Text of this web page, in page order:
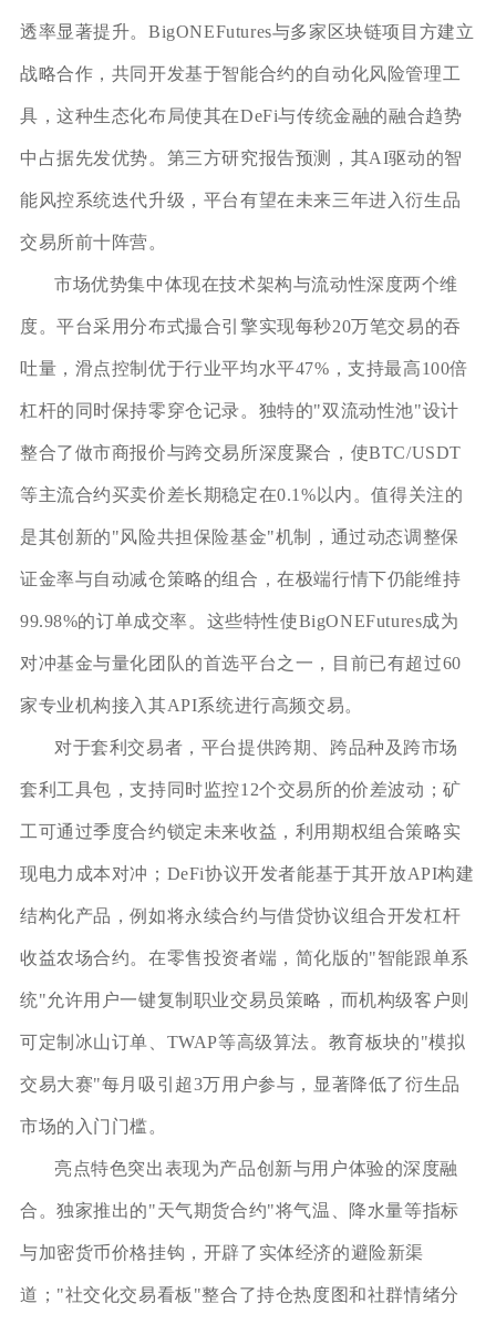
透率显著提升。BigONEFutures与多家区块链项目方建立
战略合作，共同开发基于智能合约的自动化风险管理工
具，这种生态化布局使其在DeFi与传统金融的融合趋势
中占据先发优势。第三方研究报告预测，其AI驱动的智
能风控系统迭代升级，平台有望在未来三年进入衍生品
交易所前十阵营。
市场优势集中体现在技术架构与流动性深度两个维
度。平台采用分布式撮合引擎实现每秒20万笔交易的吞
吐量，滑点控制优于行业平均水平47%，支持最高100倍
杠杆的同时保持零穿仓记录。独特的"双流动性池"设计
整合了做市商报价与跨交易所深度聚合，使BTC/USDT
等主流合约买卖价差长期稳定在0.1%以内。值得关注的
是其创新的"风险共担保险基金"机制，通过动态调整保
证金率与自动减仓策略的组合，在极端行情下仍能维持
99.98%的订单成交率。这些特性使BigONEFutures成为
对冲基金与量化团队的首选平台之一，目前已有超过60
家专业机构接入其API系统进行高频交易。
对于套利交易者，平台提供跨期、跨品种及跨市场
套利工具包，支持同时监控12个交易所的价差波动；矿
工可通过季度合约锁定未来收益，利用期权组合策略实
现电力成本对冲；DeFi协议开发者能基于其开放API构建
结构化产品，例如将永续合约与借贷协议组合开发杠杆
收益农场合约。在零售投资者端，简化版的"智能跟单系
统"允许用户一键复制职业交易员策略，而机构级客户则
可定制冰山订单、TWAP等高级算法。教育板块的"模拟
交易大赛"每月吸引超3万用户参与，显著降低了衍生品
市场的入门门槛。
亮点特色突出表现为产品创新与用户体验的深度融
合。独家推出的"天气期货合约"将气温、降水量等指标
与加密货币价格挂钩，开辟了实体经济的避险新渠
道；"社交化交易看板"整合了持仓热度图和社群情绪分